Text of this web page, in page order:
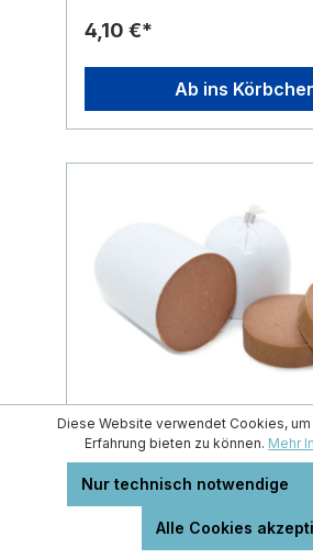
4,10 €*
Ab ins
Trainingswurst Huhn
Diese Website verwendet Cookies,
Erfahrung bieten zu können. Mehr
Nur technisch notwendige
Alle Cookies